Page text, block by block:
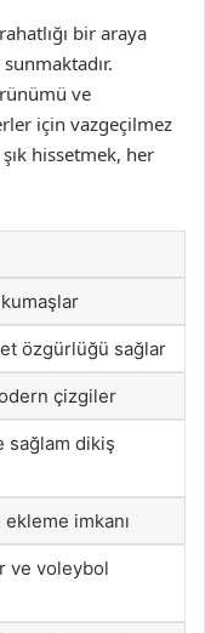
bir araya
ve
için vazgeçilmez
hissetmek, her
özgürlüğü sağlar
çizgiler
sağlam dikiş
ekleme imkanı
ve voleybol